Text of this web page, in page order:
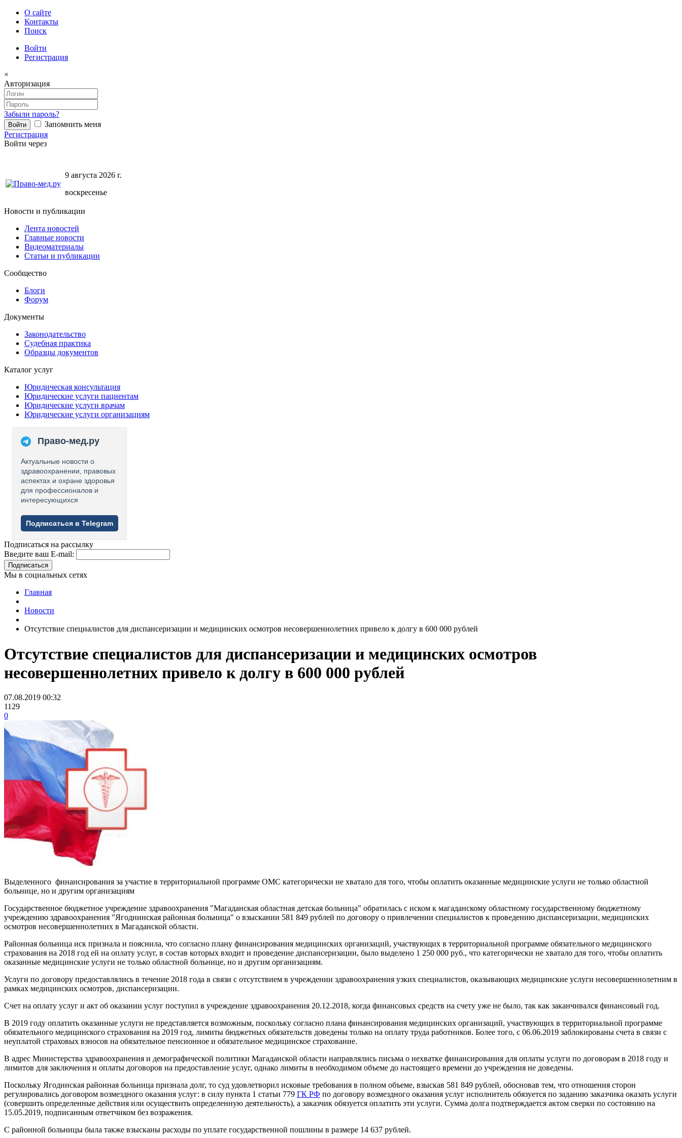
О сайте
Контакты
Поиск
Войти
Регистрация
×
Авторизация
Забыли пароль?
Запомнить меня
Регистрация
Войти через
9 августа 2026 г.
воскресенье
Новости и публикации
Лента новостей
Главные новости
Видеоматериалы
Статьи и публикации
Сообщество
Блоги
Форум
Документы
Законодательство
Судебная практика
Образцы документов
Каталог услуг
Юридическая консультация
Юридические услуги пациентам
Юридические услуги врачам
Юридические услуги организациям
Право-мед.ру
Актуальные новости о
здравоохранении, правовых
аспектах и охране здоровья
для профессионалов и
интересующихся
Подписаться в Telegram
Подписаться на рассылку
Введите ваш E-mail:
Подписаться
Мы в социальных сетях
Главная
Новости
Отсутствие специалистов для диспансеризации и медицинских осмотров несовершеннолетних привело к долгу в 600 000 рублей
Отсутствие специалистов для диспансеризации и медицинских осмотров
несовершеннолетних привело к долгу в 600 000 рублей
07.08.2019 00:32
1129
0
Выделенного финансирования за участие в территориальной программе ОМС категорически не хватало для того, чтобы оплатить оказанные медицинские услуги не только областной
больнице, но и другим организациям
Государственное бюджетное учреждение здравоохранения "Магаданская областная детская больница" обратилась с иском к магаданскому областному государственному бюджетному
учреждению здравоохранения "Ягоднинская районная больница" о взыскании 581 849 рублей по договору о привлечении специалистов к проведению диспансеризации, медицинских
осмотров несовершеннолетних в Магаданской области.
Районная больница иск признала и пояснила, что согласно плану финансирования медицинских организаций, участвующих в территориальной программе обязательного медицинского
страхования на 2018 год ей на оплату услуг, в состав которых входит и проведение диспансеризации, было выделено 1 250 000 руб., что категорически не хватало для того, чтобы оплатить
оказанные медицинские услуги не только областной больнице, но и другим организациям.
Услуги по договору предоставлялись в течение 2018 года в связи с отсутствием в учреждении здравоохранения узких специалистов, оказывающих медицинские услуги несовершеннолетним в
рамках медицинских осмотров, диспансеризации.
Счет на оплату услуг и акт об оказании услуг поступил в учреждение здравоохранения 20.12.2018, когда финансовых средств на счету уже не было, так как заканчивался финансовый год.
В 2019 году оплатить оказанные услуги не представляется возможным, поскольку согласно плана финансирования медицинских организаций, участвующих в территориальной программе
обязательного медицинского страхования на 2019 год, лимиты бюджетных обязательств доведены только на оплату труда работников. Более того, с 06.06.2019 заблокированы счета в связи с
неуплатой страховых взносов на обязательное пенсионное и обязательное медицинское страхование.
В адрес Министерства здравоохранения и демографической политики Магаданской области направлялись письма о нехватке финансирования для оплаты услуги по договорам в 2018 году и
лимитов для заключения и оплаты договоров на предоставление услуг, однако лимиты в необходимом объеме до настоящего времени до учреждения не доведены.
Поскольку Ягодинская районная больница признала долг, то суд удовлетворил исковые требования в полном объеме, взыскав 581 849 рублей, обосновав тем, что отношения сторон
регулировались договором возмездного оказания услуг: в силу пункта 1 статьи 779 ГК РФ по договору возмездного оказания услуг исполнитель обязуется по заданию заказчика оказать услуги
(совершить определенные действия или осуществить определенную деятельность), а заказчик обязуется оплатить эти услуги. Сумма долга подтверждается актом сверки по состоянию на
15.05.2019, подписанным ответчиком без возражения.
С районной больницы была также взысканы расходы по уплате государственной пошлины в размере 14 637 рублей.